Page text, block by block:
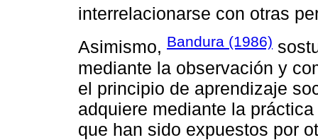
interrelacionarse con otras
Asimismo, Bandura (1986)
mediante la observación y
el principio de aprendizaje
adquiere mediante la
que han sido expuestos por